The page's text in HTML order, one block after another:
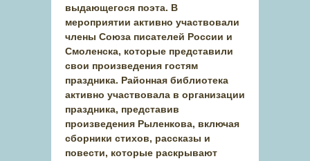
выдающегося поэта. В
мероприятии активно участвовали
члены Союза писателей России и
Смоленска, которые представили
свои произведения гостям
праздника. Районная библиотека
активно участвовала в организации
праздника, представив
произведения Рыленкова, включая
сборники стихов, рассказы и
повести, которые раскрывают